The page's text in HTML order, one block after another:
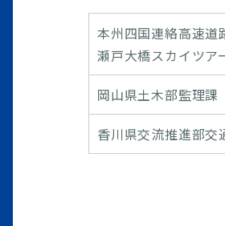
本州四国連絡高速道
瀬戸大橋スカイツア
岡山県土木部監理課
香川県交流推進部交